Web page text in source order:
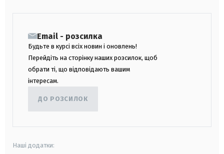
Email - розсилка
Будьте в курсі всіх новин і оновлень!
Перейдіть на сторінку наших розсилок, щоб
обрати ті, що відповідають вашим
інтересам.
ДО РОЗСИЛОК
Наші додатки: